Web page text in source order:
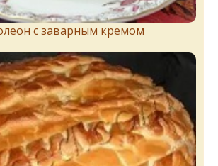
с заварным кремом